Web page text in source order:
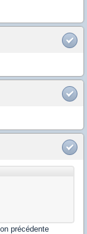
précédente